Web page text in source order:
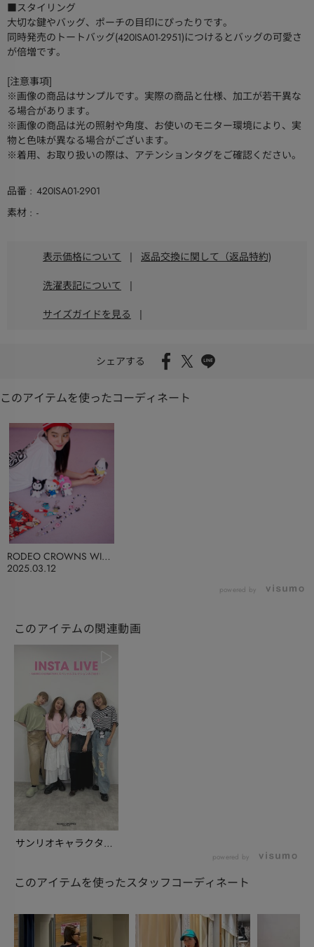
■スタイリング
大切な鍵やバッグ、ポーチの目印にぴったりです。
同時発売のトートバッグ(420ISA01-2951)につけるとバッグの可愛さ
が倍増です。
[注意事項]
※画像の商品はサンプルです。実際の商品と仕様、加工が若干異な
る場合があります。
※画像の商品は光の照射や角度、お使いのモニター環境により、実
物と色味が異なる場合がございます。
※着用、お取り扱いの際は、アテンションタグをご確認ください。
品番
420ISA01-2901
素材
-
表示価格について | 返品交換に関して（返品特約)
洗濯表記について |
サイズガイドを見る |
シェアする
このアイテムを使ったコーディネート
2025.03.12
RODEO CROWNS WIDE
BOWL
powered by
このアイテムの関連動画
サンリオキャラクター
powered by
このアイテムを使ったスタッフコーディネート